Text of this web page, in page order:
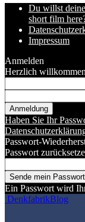
Du willst
short film
Impressum
Anmelden
Herzlich
Haben Sie Ihr
Passwort-
Passwort
Ein Passwort wird
DenkfabrikBlog